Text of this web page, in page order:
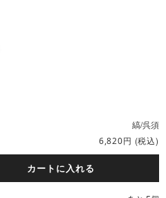
縞/呉須
6,820円 (税込)
カートに入れる